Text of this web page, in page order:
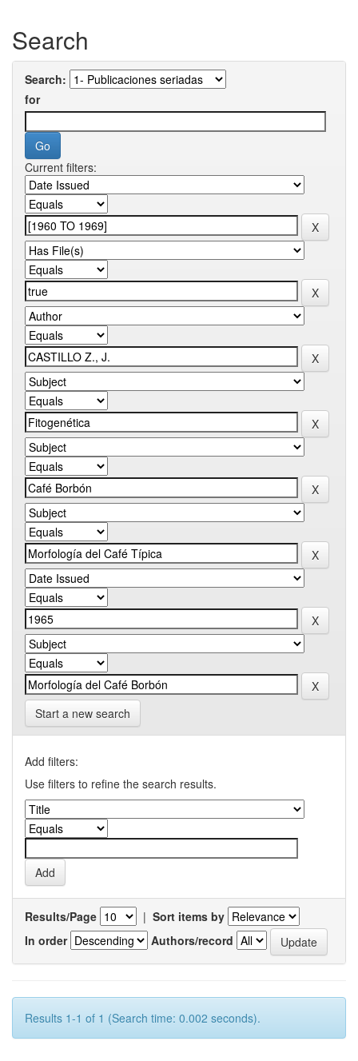
Search
Search:
for
Current filters:
Start a new search
Add filters:
Use filters to refine the search results.
Results/Page | Sort items by
In order
Authors/record
Results 1-1 of 1 (Search time: 0.002 seconds).